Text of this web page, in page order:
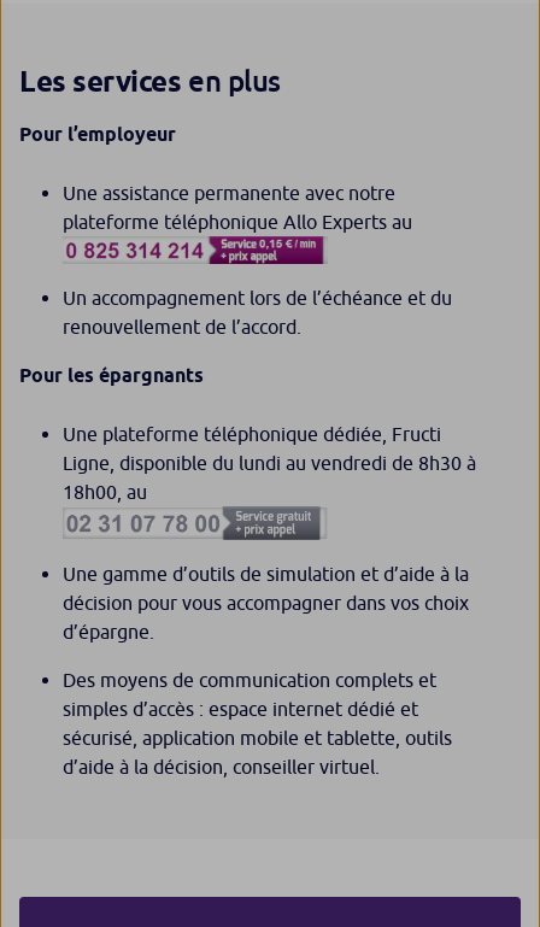
Les services en plus
Pour l’employeur
Une assistance permanente avec notre
plateforme téléphonique Allo Experts au
Un accompagnement lors de l’échéance et du
renouvellement de l’accord.
Pour les épargnants
Une plateforme téléphonique dédiée, Fructi
Ligne, disponible du lundi au vendredi de 8h30 à
18h00, au
Une gamme d’outils de simulation et d’aide à la
décision pour vous accompagner dans vos choix
d’épargne.
Des moyens de communication complets et
simples d’accès : espace internet dédié et
sécurisé, application mobile et tablette, outils
d’aide à la décision, conseiller virtuel.